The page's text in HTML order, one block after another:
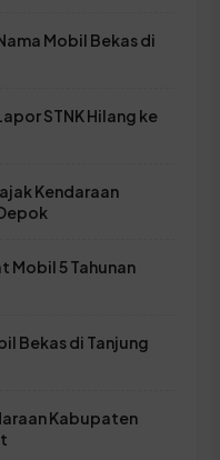
Mobil Bekas di
STNK Hilang ke
Kendaraan
Mobil 5 Tahunan
Bekas di Tanjung
Kabupaten